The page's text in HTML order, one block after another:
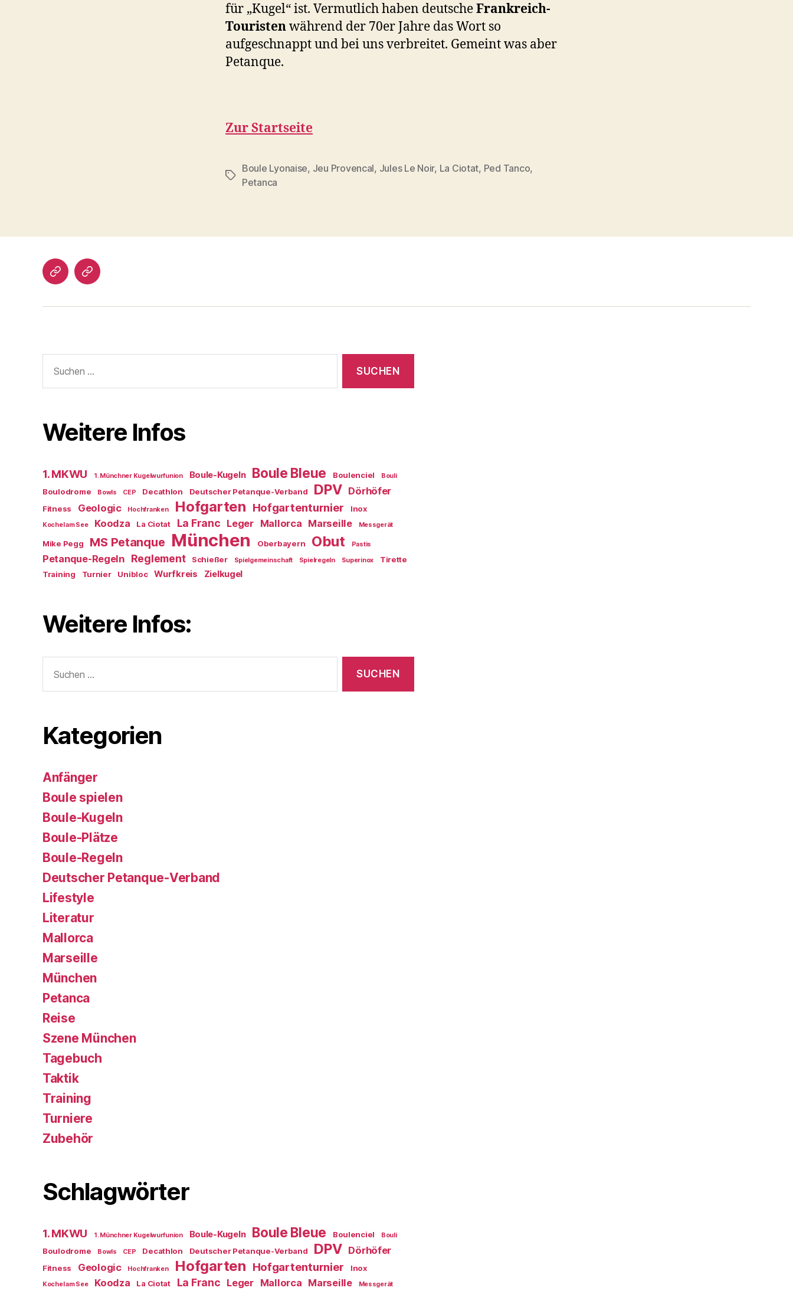
für „Kugel“ ist. Vermutlich haben deutscheFrankreich-
Touristenwährend der 70er Jahre das Wort so
aufgeschnappt und bei uns verbreitet. Gemeint was aber
Petanque.
Zur Startseite
Schlagwörter
Boule Lyonaise, Jeu Provencal, Jules Le Noir, La Ciotat, Ped Tanco,
Petanca
Impressum/DatSchutz
Beliebte
Kugeln
nach:
Weitere Infos
1. MKWU 1. Münchner Kugelwurfunion Boule-Kugeln Boule Bleue Boulenciel Bouli
Boulodrome Bowls CEP Decathlon Deutscher Petanque-Verband DPV Dörhöfer
Fitness Geologic Hochfranken Hofgarten Hofgartenturnier Inox
Kochel am See Koodza La Ciotat La Franc Leger Mallorca Marseille Messgerät
Mike Pegg MS Petanque München Oberbayern Obut Pastis
Petanque-Regeln Reglement Schießer Spielgemeinschaft Spielregeln Superinox
Tirette
Training
Turnier Unibloc Wurfkreis Zielkugel
Weitere Infos:
nach:
Kategorien
Anfänger
Boule spielen
Boule-Kugeln
Boule-Plätze
Boule-Regeln
Deutscher Petanque-Verband
Lifestyle
Literatur
Mallorca
Marseille
München
Petanca
Reise
Szene München
Tagebuch
Taktik
Training
Turniere
Zubehör
Schlagwörter
1. MKWU 1. Münchner Kugelwurfunion Boule-Kugeln Boule Bleue Boulenciel Bouli
Boulodrome Bowls CEP Decathlon Deutscher Petanque-Verband DPV Dörhöfer
Fitness Geologic Hochfranken Hofgarten Hofgartenturnier Inox
Kochel am See Koodza La Ciotat La Franc Leger Mallorca Marseille Messgerät